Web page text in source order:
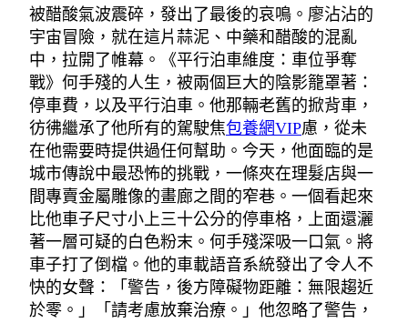
被醋酸氣波震碎，發出了最後的哀鳴。廖沾沾的
宇宙冒險，就在這片蒜泥、中藥和醋酸的混亂
中，拉開了帷幕。《平行泊車維度：車位爭奪
戰》何手殘的人生，被兩個巨大的陰影籠罩著：
停車費，以及平行泊車。他那輛老舊的掀背車，
彷彿繼承了他所有的駕駛焦包養網VIP慮，從未
在他需要時提供過任何幫助。今天，他面臨的是
城市傳說中最恐怖的挑戰，一條夾在理髮店與一
間專賣金屬雕像的畫廊之間的窄巷。一個看起來
比他車子尺寸小上三十公分的停車格，上面還灑
著一層可疑的白色粉末。何手殘深吸一口氣。將
車子打了倒檔。他的車載語音系統發出了令人不
快的女聲：「警告，後方障礙物距離：無限趨近
於零。」「請考慮放棄治療。」他忽略了警告，